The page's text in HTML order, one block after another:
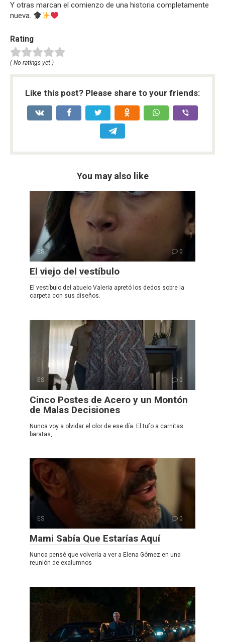
Y otras marcan el comienzo de una historia completamente
nueva.
Rating
( No ratings yet )
Like this post? Please share to your friends:
You may also like
ES 0
El viejo del vestíbulo
El vestíbulo del abuelo Valeria apretó los dedos sobre la
carpeta con sus diseños.
ES 0
Cinco Postes de Acero y un Montón
de Malas Decisiones
Nunca voy a olvidar el olor de ese día. El tufo a carnitas
baratas,
ES 0
Mami Sabía Que Estarías Aquí
Nunca pensé que volvería a ver a Elena Gómez en una
reunión de exalumnos